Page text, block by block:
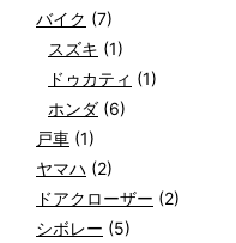
バイク (7)
スズキ (1)
ドゥカティ (1)
ホンダ (6)
戸車 (1)
ヤマハ (2)
ドアクローザー (2)
シボレー (5)